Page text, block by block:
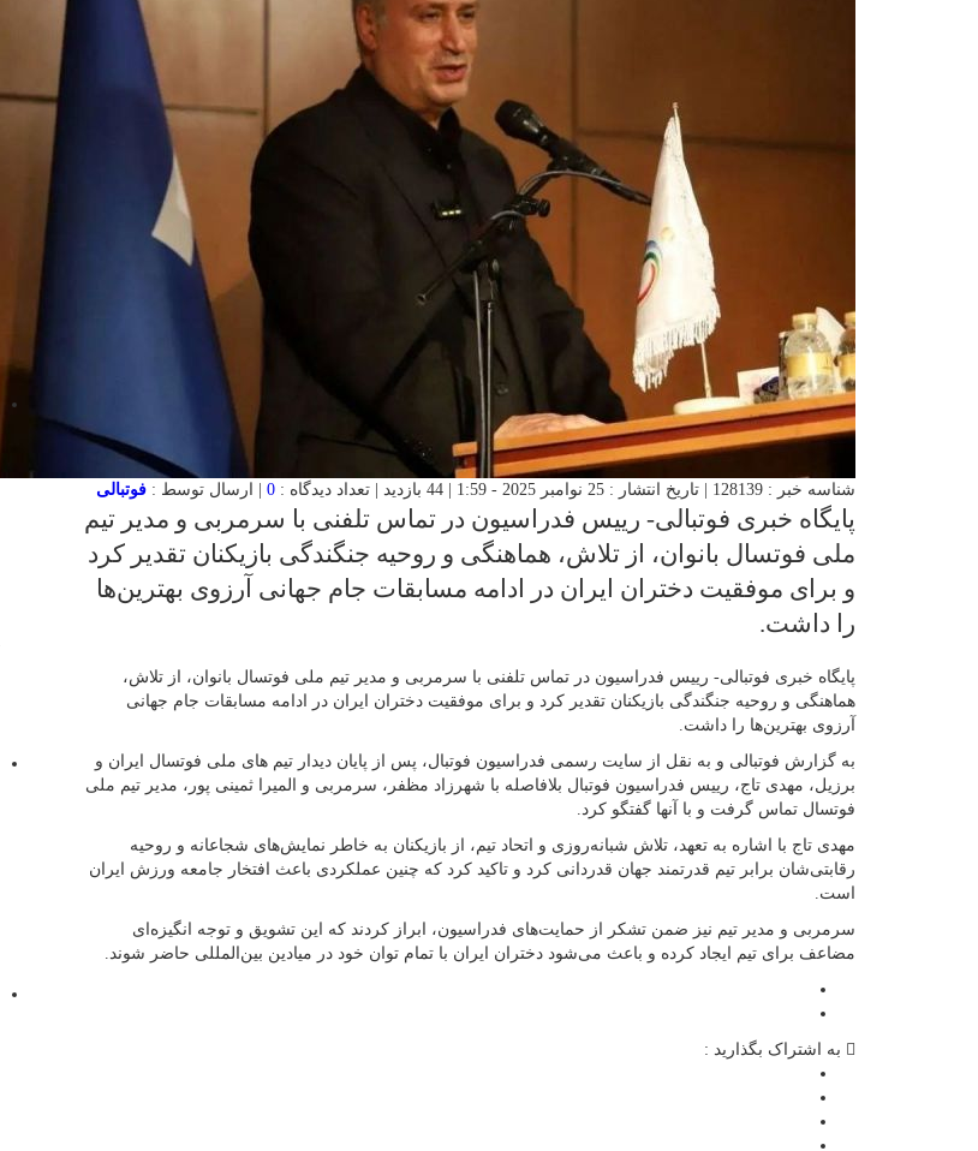
شناسه خبر : 128139 | تاریخ انتشار : 25 نوامبر 2025 - 1:59 | 44 بازدید | تعداد دیدگاه : 0 | ارسال توسط : فوتبالی
پایگاه خبری فوتبالی- رییس فدراسیون در تماس تلفنی با سرمربی و مدیر تیم
ملی فوتسال بانوان، از تلاش، هماهنگی و روحیه جنگندگی بازیکنان تقدیر کرد
و برای موفقیت دختران ایران در ادامه مسابقات جام جهانی آرزوی بهترین‌ها
را داشت.
پایگاه خبری فوتبالی- رییس فدراسیون در تماس تلفنی با سرمربی و مدیر تیم ملی فوتسال بانوان، از تلاش،
هماهنگی و روحیه جنگندگی بازیکنان تقدیر کرد و برای موفقیت دختران ایران در ادامه مسابقات جام جهانی
آرزوی بهترین‌ها را داشت
به گزارش فوتبالی و به نقل از سایت رسمی فدراسیون فوتبال، پس از پایان دیدار تیم های ملی فوتسال ایران و
برزیل، مهدی تاج، رییس فدراسیون فوتبال بلافاصله با شهرزاد مظفر، سرمربی و المیرا ثمینی پور، مدیر تیم ملی
فوتسال تماس گرفت و با آنها گفتگو کرد
مهدی تاج با اشاره به تعهد، تلاش شبانه‌روزی و اتحاد تیم، از بازیکنان به خاطر نمایش‌های شجاعانه و روحیه
رقابتی‌شان برابر تیم قدرتمند جهان قدردانی کرد و تاکید کرد که چنین عملکردی باعث افتخار جامعه ورزش ایران
است
سرمربی و مدیر تیم نیز ضمن تشکر از حمایت‌های فدراسیون، ابراز کردند که این تشویق و توجه انگیزه‌ای
مضاعف برای تیم ایجاد کرده و باعث می‌شود دختران ایران با تمام توان خود در میادین بین‌المللی حاضر شوند.
به اشتراک بگذارید :